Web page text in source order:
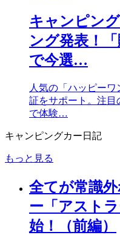
キャンピン
ング発表！
で今選…
人気の「ハッピー
証をサポート。注目
で体験…
キャンピングカー日記
もっと見る
全てが常識
ー「アスト
始！（前編）